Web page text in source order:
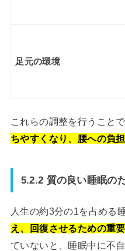
足元の環境
これらの調整を行うこと
ちやすくなり、腰への負
5.2.2 質の良い睡眠の
人生の約3分の1を占める
え、回復させるための重
ていないと、睡眠中に不